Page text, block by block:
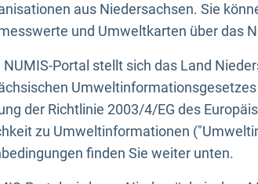
aus Niedersachsen. Sie
und Umweltkarten über das
Portal stellt sich das Land
der Richtlinie 2003/4/EG des
zu Umweltinformationen
finden Sie weiter unten.